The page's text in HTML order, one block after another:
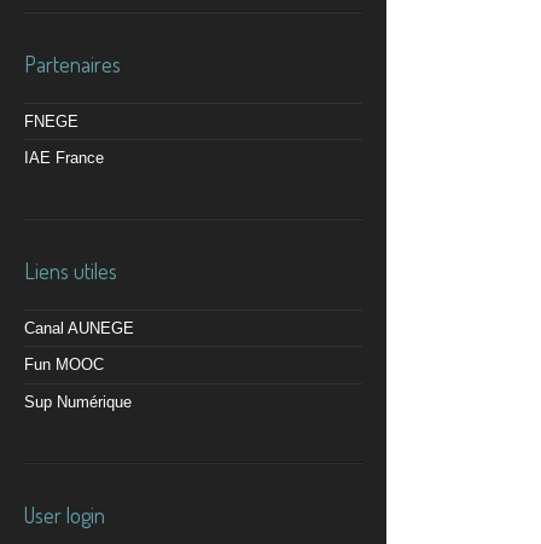
Partenaires
FNEGE
IAE France
Liens utiles
Canal AUNEGE
Fun MOOC
Sup Numérique
User login